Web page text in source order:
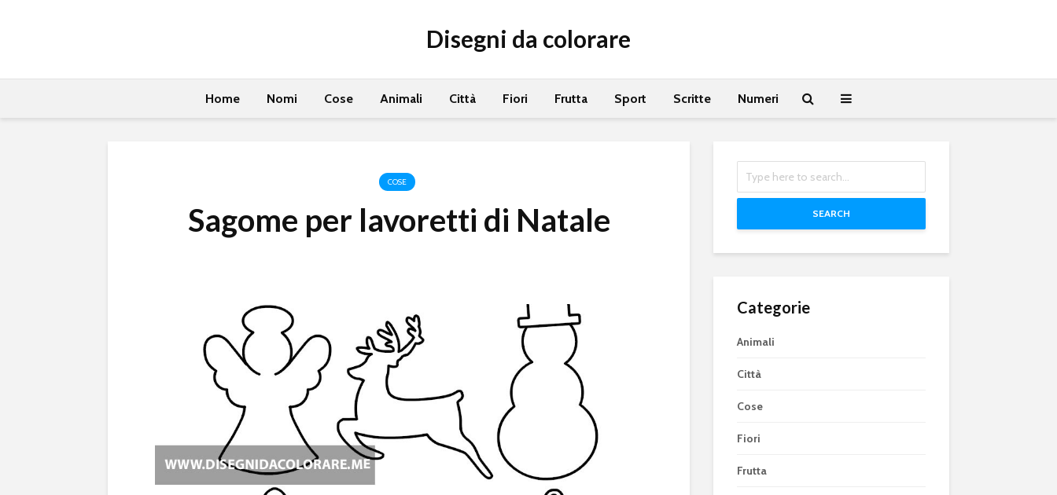
Disegni da colorare
Home Nomi Cose Animali Città Fiori Frutta Sport Scritte Numeri
COSE
Sagome per lavoretti di Natale SEARCH
Categorie
Animali
Città
Cose
Fiori
Frutta